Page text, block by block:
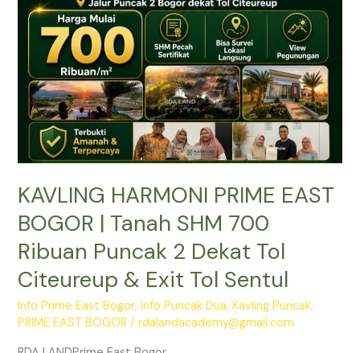
KAVLING HARMONI PRIME EAST
BOGOR | Tanah SHM 700
Ribuan Puncak 2 Dekat Tol
Citeureup & Exit Tol Sentul
Info Prime East Bogor,Info Puncak Dua,Kavling Puncak,
PRIME EAST BOGOR /rdalandacademy@gmail.com
Tanah
700
Ribuan
Puncak
Dekat
Citeureup
Exit
Tol